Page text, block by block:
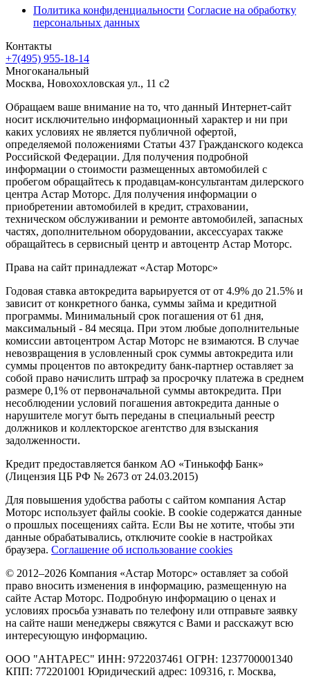
Политика конфиденциальности Согласие на обработку
персональных данных
Контакты
+7(495) 955-18-14
Многоканальный
Москва, Новохохловская ул., 11 с2
Обращаем ваше внимание на то, что данный Интернет-сайт
носит исключительно информационный характер и ни при
каких условиях не является публичной офертой,
определяемой положениями Статьи 437 Гражданского кодекса
Российской Федерации. Для получения подробной
информации о стоимости размещенных автомобилей с
пробегом обращайтесь к продавцам-консультантам дилерского
центра Астар Моторс. Для получения информации о
приобретении автомобилей в кредит, страховании,
техническом обслуживании и ремонте автомобилей, запасных
частях, дополнительном оборудовании, аксессуарах также
обращайтесь в сервисный центр и автоцентр Астар Моторс.
Права на сайт принадлежат «Астар Моторс»
Годовая ставка автокредита варьируется от от 4.9% до 21.5% и
зависит от конкретного банка, суммы займа и кредитной
программы. Минимальный срок погашения от 61 дня,
максимальный - 84 месяца. При этом любые дополнительные
комиссии автоцентром Астар Моторс не взимаются. В случае
невозвращения в условленный срок суммы автокредита или
суммы процентов по автокредиту банк-партнер оставляет за
собой право начислить штраф за просрочку платежа в среднем
размере 0,1% от первоначальной суммы автокредита. При
несоблюдении условий погашения автокредита данные о
нарушителе могут быть переданы в специальный реестр
должников и коллекторское агентство для взыскания
задолженности.
Кредит предоставляется банком АО «Тинькофф Банк»
(Лицензия ЦБ РФ № 2673 от 24.03.2015)
Для повышения удобства работы с сайтом компания Астар
Моторс использует файлы cookie. В cookie содержатся данные
о прошлых посещениях сайта. Если Вы не хотите, чтобы эти
данные обрабатывались, отключите cookie в настройках
браузера. Соглашение об использование cookies
© 2012–2026 Компания «Астар Моторс» оставляет за собой
право вносить изменения в информацию, размещенную на
сайте Астар Моторс. Подробную информацию о ценах и
условиях просьба узнавать по телефону или отправьте заявку
на сайте наши менеджеры свяжутся с Вами и расскажут всю
интересующую информацию.
ООО "АНТАРЕС" ИНН: 9722037461 ОГРН: 1237700001340
КПП: 772201001 Юридический адрес: 109316, г. Москва,